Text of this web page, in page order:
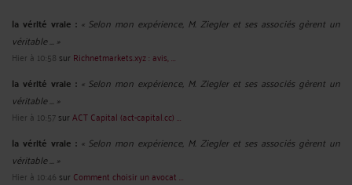
la vérité vraie : « Selon mon expérience, M. Ziegler et ses associés gèrent un
véritable ... »
Hier à 10:58 sur Richnetmarkets.xyz : avis, ...
la vérité vraie : « Selon mon expérience, M. Ziegler et ses associés gèrent un
véritable ... »
Hier à 10:57surACT Capital (act-capital.cc) ...
la vérité vraie : « Selon mon expérience, M. Ziegler et ses associés gèrent un
véritable ... »
Hier à 10:46 sur Comment choisir un avocat ...